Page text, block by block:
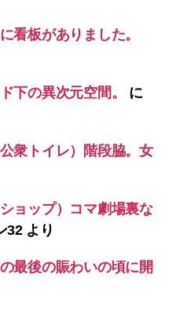
看板がありました。
下の異次元空間。
に
衆トイレ）階段脇。女
ョップ）コマ劇場裏な
32より
最後の賑わいの頃に開